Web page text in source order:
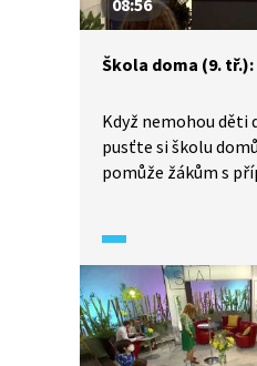
Škola doma (9.
Když nemohou děti
pusťte si školu
pomůže žákům s
matematiky. Marek
vysvětluje, jak
ve výpočtu procent.
doplněn konkrétní